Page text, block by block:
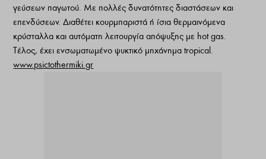
γεύσεων παγωτού. Με πολλές δυνατότητες διαστάσεων και
επενδύσεων. Διαθέτει κουρμπαριστά ή ίσια θερμαινόμενα
κρύσταλλα και αυτόματη λειτουργία απόψυξης με hot gas.
Τέλος, έχει ενσωματωμένο ψυκτικό μηχάνημα tropical.
www.psictothermiki.gr